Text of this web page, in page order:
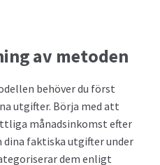
av metoden
behöver du först
utgifter. Börja med att
månadsinkomst efter
dina faktiska utgifter under
dem enligt